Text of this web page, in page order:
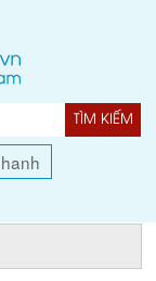
TÌM KIẾM